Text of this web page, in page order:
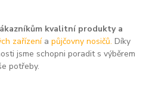
kvalitní produkty a
zařízení apůjčovny nosičů. Díky
jsme schopni poradit s výběrem
potřeby.